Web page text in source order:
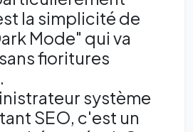
la simplicité de
Mode" qui va
fioritures
système
SEO, c'est un